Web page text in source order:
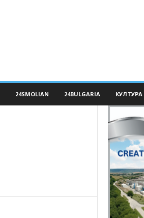
24SMOLIAN 24BULGARIA КУЛТУРА